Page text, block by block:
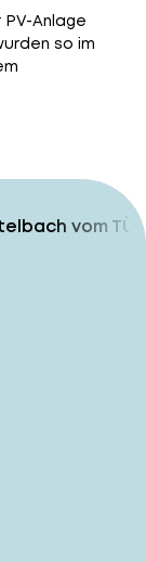
PV-Anlage
so im
vom